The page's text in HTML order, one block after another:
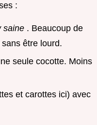
:
saine . Beaucoup de
être lourd.
seule cocotte. Moins
et carottes ici) avec